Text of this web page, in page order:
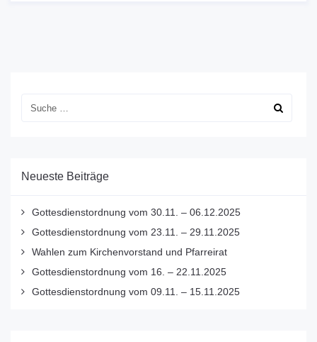
Neueste Beiträge
Gottesdienstordnung vom 30.11. – 06.12.2025
Gottesdienstordnung vom 23.11. – 29.11.2025
Wahlen zum Kirchenvorstand und Pfarreirat
Gottesdienstordnung vom 16. – 22.11.2025
Gottesdienstordnung vom 09.11. – 15.11.2025